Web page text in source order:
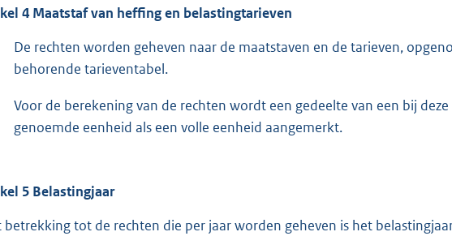
4 Maatstaf van heffing en belastingtarieven
De rechten worden geheven naar de maatstaven en de tarieven,
behorende tarieventabel.
Voor de berekening van de rechten wordt een gedeelte van een bij
genoemde eenheid als een volle eenheid aangemerkt.
5 Belastingjaar
betrekking tot de rechten die per jaar worden geheven is het